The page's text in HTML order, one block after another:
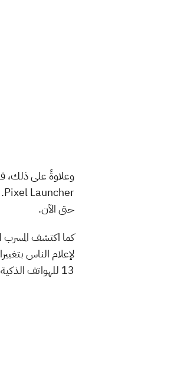
وعلاوةً على ذلك،
حتى الآن.
13 للهواتف الذكية Pixel.